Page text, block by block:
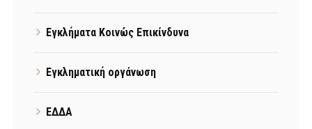
Εγκλήματα Κοινώς Επικίνδυνα
Εγκληματική οργάνωση
ΕΔΔΑ